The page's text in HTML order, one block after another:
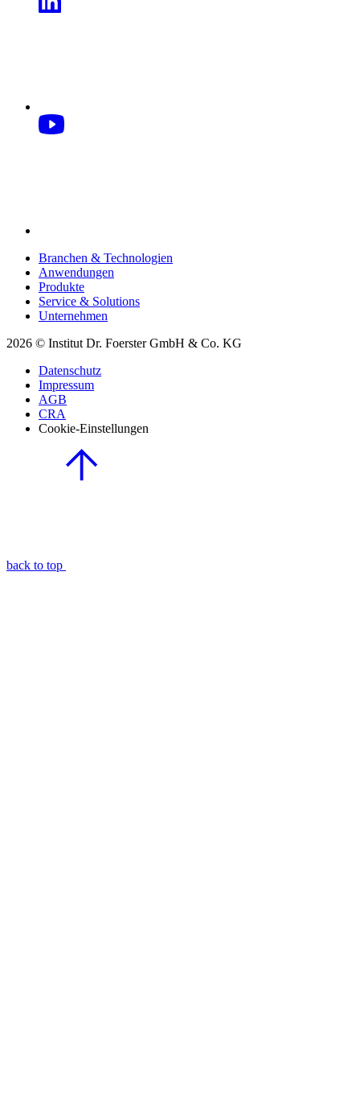
Branchen & Technologien
Anwendungen
Produkte
Service & Solutions
Unternehmen
2026 © Institut Dr. Foerster GmbH & Co. KG
Datenschutz
Impressum
AGB
CRA
Cookie-Einstellungen
back to top